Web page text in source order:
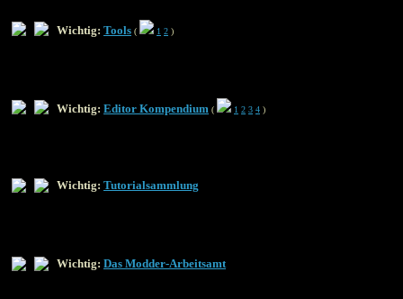
Wichtig: Tools ( 1 2 )
Wichtig: Editor Kompendium ( 1 2 3 4 )
Wichtig: Tutorialsammlung
Wichtig: Das Modder-Arbeitsamt